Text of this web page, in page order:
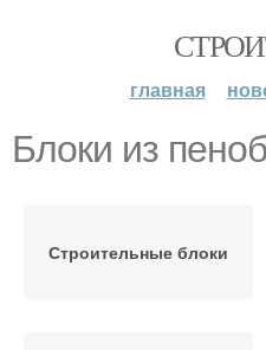
главная
Блоки из
Строительные блоки